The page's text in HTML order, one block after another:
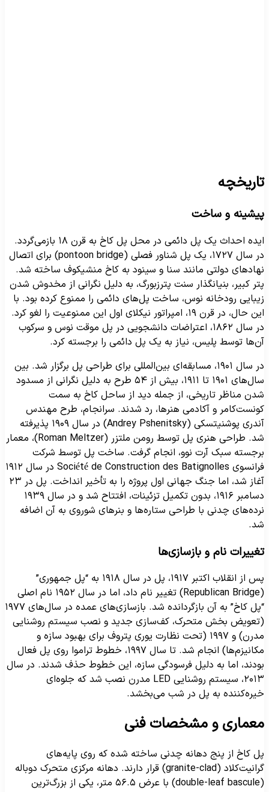
و ساخت
ایده احداث یک پل دائمی در محل پل کاخ به قرن ۱۸ بازمی‌گردد.
در سال ۱۷۲۷، یک پل شناور فصلی (pontoon bridge) برای اتصال
دولتی مانند سنا و سینود به کاخ منشیکوف ساخته شد.
کبیر، بنیانگذار سنت پترزبورگ، به دلیل نگرانی از مخدوش شدن
رودخانه نوس، ساخت پل‌های دائمی را ممنوع کرده بود. با
این حال، در قرن ۱۹، امپراتور نیکلای اول این ممنوعیت را لغو کرد.
در سال ۱۸۶۲، اعتراضات دانشجویی در پل موقت نوس و سرکوب
توسط پلیس، نیاز به یک پل دائمی را برجسته کرد.
در سال ۱۹۰۱، مسابقه‌ای بین‌المللی برای طراحی پل برگزار شد. بین
سال‌های ۱۹۰۱ تا ۱۹۱۱، بیش از ۵۴ طرح به دلیل نگرانی از مسدود
مناظر تاریخی، از جمله دید از ساحل کاخ به سمت
و آکادمی هنرها، رد شدند. سرانجام، طرح مهندس
آندری پوشنیتسکی (Andrey Pshenitsky) در سال ۱۹۰۹ پذیرفته
شد. طراحی هنری پل توسط رومن ملتزر (Roman Meltzer)، معمار
سبک آرت نوو، انجام گرفت. ساخت پل توسط شرکت
فرانسوی Société de Construction des Batignolles در سال ۱۹۱۲
آغاز شد، اما جنگ جهانی اول پروژه را به تأخیر انداخت. پل در ۲۳
دسامبر ۱۹۱۶، بدون تکمیل تزئینات، افتتاح شد و در سال ۱۹۳۹
چدنی با طراحی ستاره‌ها و بنرهای شوروی به آن اضافه
نام و بازسازی‌ها
پس از انقلاب اکتبر ۱۹۱۷، پل در سال ۱۹۱۸ به “پل جمهوری”
(Republican Bridge) تغییر نام داد، اما در سال ۱۹۵۲ نام اصلی
“پل کاخ” به آن بازگردانده شد. بازسازی‌های عمده در سال‌های ۱۹۷۷
بخش متحرک، کف‌سازی جدید و نصب سیستم روشنایی
مدرن) و ۱۹۹۷ (تحت نظارت یوری پتروف برای بهبود سازه و
مکانیزم‌ها) انجام شد. تا سال ۱۹۹۷، خطوط تراموا روی پل فعال
اما به دلیل فرسودگی سازه، این خطوط حذف شدند. در سال
۲۰۱۳، سیستم روشنایی LED مدرن نصب شد که جلوه‌ای
به پل در شب می‌بخشد.
و مشخصات فنی
کاخ از پنج دهانه چدنی ساخته شده که روی پایه‌های
گرانیت‌کلاد (granite-clad) قرار دارند. دهانه مرکزی متحرک دوباله
(double-leaf bascule) با عرض ۵۶.۵ متر، یکی از بزرگ‌ترین